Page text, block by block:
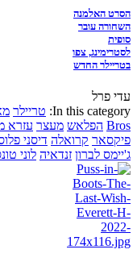
הסרט האלמנה
השחורה עובר
סופית
לסטרימינג, צפו
בטריילר החדש
עדי פרל
In this category: טריילר
Bros הפלאש מעצר עזרא
פיקסאר קרואלה דיסני
ג'יימס לברון זנדאיה לוני